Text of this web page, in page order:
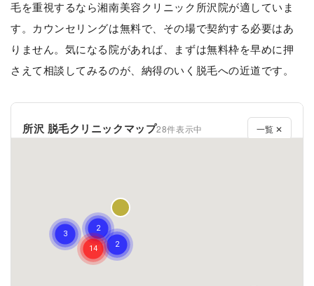
毛を重視するなら湘南美容クリニック所沢院が適していま
す。カウンセリングは無料で、その場で契約する必要はあ
りません。気になる院があれば、まずは無料枠を早めに押
さえて相談してみるのが、納得のいく脱毛への近道です。
所沢 脱毛クリニックマップ28件表示中 一覧 ✕